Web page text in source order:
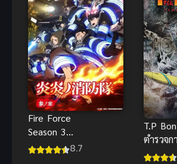
Fire Force
Season 3
หน่วยผจญคน
8.7
T.P Bon
ตำรวจก
เวลา (